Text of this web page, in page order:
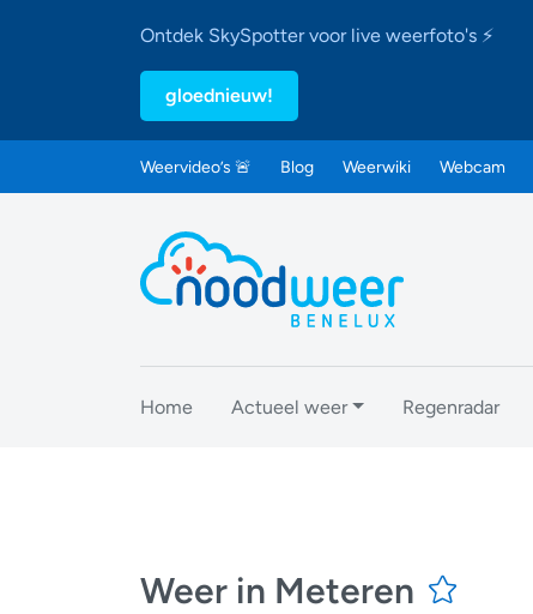
Ontdek SkySpotter voor live weerfoto's ⚡
gloednieuw!
Weervideo’s 🚨 Blog Weerwiki Webcam
Home Actueel weer Regenradar
Weer in Meteren